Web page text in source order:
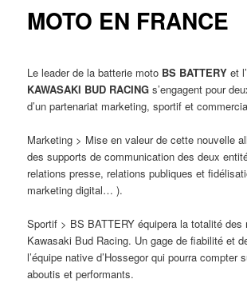
MOTO EN FRANCE
Le leader de la batterie moto BS BATTERY et
KAWASAKI BUD RACING s’engagent pour
d’un partenariat marketing, sportif et
Marketing > Mise en valeur de cette nouvelle
des supports de communication des deux
relations presse, relations publiques et
marketing digital… ).
Sportif > BS BATTERY équipera la totalité des
Kawasaki Bud Racing. Un gage de fiabilité et
l’équipe native d’Hossegor qui pourra compter
aboutis et performants.